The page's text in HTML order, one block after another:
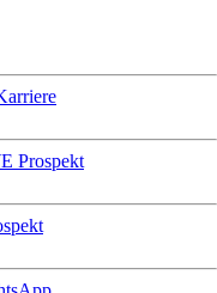
Prospekt